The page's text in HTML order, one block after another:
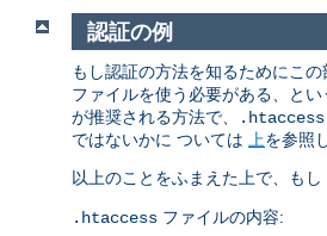
認証の例
もし認証の方法を知るためにこ
ファイルを使う必要がある、と
が推奨される方法で、
.htaccess
ではないかに ついては 上を参照
以上のことをふまえた上で、もし
.htaccess ファイルの内容: